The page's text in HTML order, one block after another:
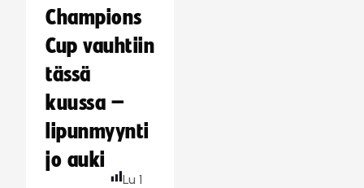
Champions
Cup vauhtiin
tässä
kuussa –
lipunmyynti
jo auki
Lu 1